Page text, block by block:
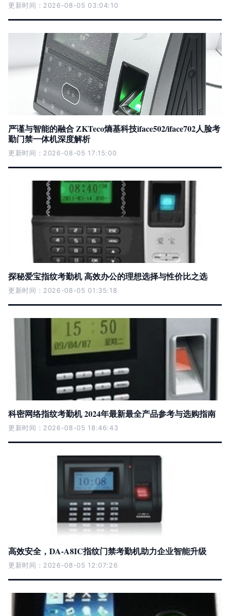
更新时间：2026-08-05 03:04:10
严谨与智能的融合 ZKTeco熵基科技iface502/iface702人脸考
勤门禁一体机深度解析
更新时间：2026-08-05 17:15:00
探秘爱宝指纹考勤机 高效办公的理想选择与性价比之选
更新时间：2026-08-05 01:35:18
科密网络指纹考勤机 2024年最新最全产品参考与选购指南
更新时间：2026-08-05 18:46:43
高效安全，DA-A8IC指纹门禁考勤机助力企业智能升级
更新时间：2026-08-05 12:07:26